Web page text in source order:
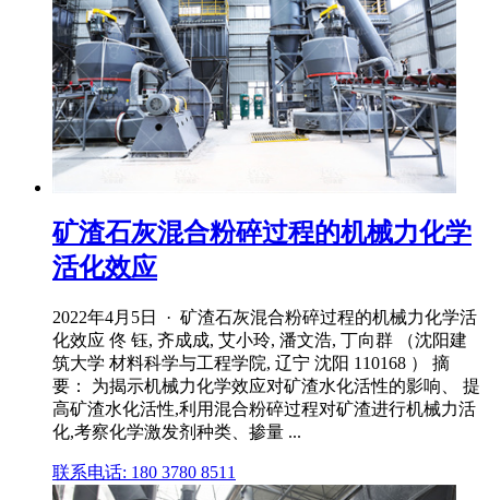
矿渣石灰混合粉碎过程的机械力化学
活化效应
2022年4月5日 · 矿渣石灰混合粉碎过程的机械力化学活
化效应 佟 钰, 齐成成, 艾小玲, 潘文浩, 丁向群 （沈阳建
筑大学 材料科学与工程学院, 辽宁 沈阳 110168 ） 摘
要： 为揭示机械力化学效应对矿渣水化活性的影响、 提
高矿渣水化活性,利用混合粉碎过程对矿渣进行机械力活
化,考察化学激发剂种类、掺量 ...
联系电话: 180 3780 8511